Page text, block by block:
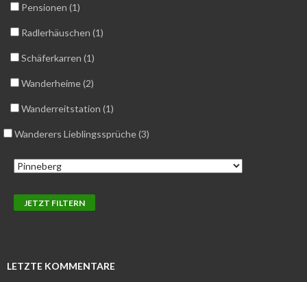
Pensionen (1)
Radlerhäuschen (1)
Schäferkarren (1)
Wanderheime (2)
Wanderreitstation (1)
Wanderers Lieblingssprüche (3)
LETZTE KOMMENTARE